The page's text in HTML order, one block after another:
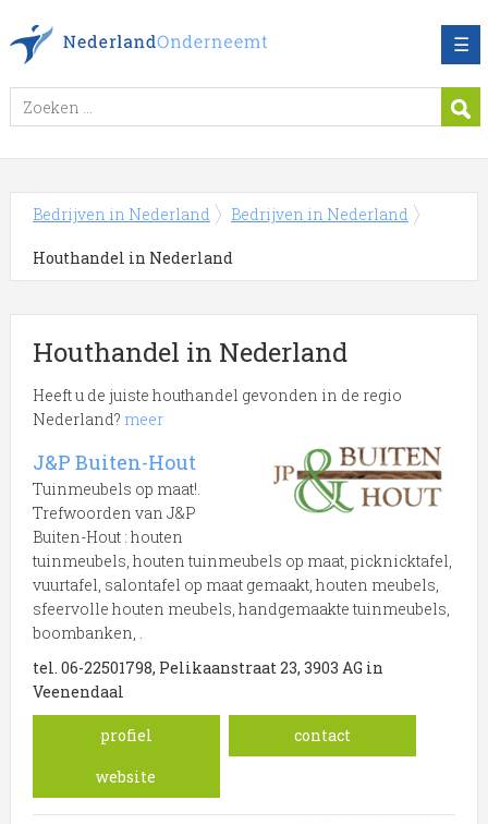
☰
Bedrijven in Nederland Bedrijven in Nederland
Houthandel in Nederland
Houthandel in Nederland
Heeft u de juiste houthandel gevonden in de regio
Nederland? meer
Meer over Houthandel
Onderstaand vindt u een overzicht van alle houthandel
gerelateerde bedrijven in de omgeving van Nederland.
Meer informatie over houthandel uit Nederland? Klik op
een van de onderstaande links om een item te
selecteren welke verwant is aan houthandel in
Nederland.
Trefwoorden:
hout bouw hardhout
bouwmarkt houthandel
J&P Buiten-Hout
Tuinmeubels op maat!.
Trefwoorden van J&P
Buiten-Hout : houten
tuinmeubels, houten tuinmeubels op maat, picknicktafel,
vuurtafel, salontafel op maat gemaakt, houten meubels,
sfeervolle houten meubels, handgemaakte tuinmeubels,
boombanken, .
tel. 06-22501798, Pelikaanstraat 23, 3903 AG in
Veenendaal
profiel
contact
website